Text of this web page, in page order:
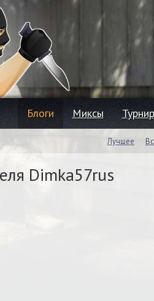
Блоги Миксы
Лучшее
Dimka57rus